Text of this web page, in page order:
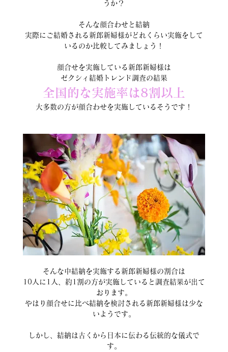
うか？
そんな顔合わせと結納
実際にご結婚される新郎新婦様がどれくらい実施をして
いるのか比較してみましょう！
顔合せを実施している新郎新婦様は
ゼクシィ結婚トレンド調査の結果
全国的な実施率は8割以上
大多数の方が顔合わせを実施しているそうです！
そんな中結納を実施する新郎新婦様の割合は
10人に1人、約1割の方が実施していると調査結果が出て
おります。
やはり顔合せに比べ結納を検討される新郎新婦様は少な
いようです。
しかし、結納は古くから日本に伝わる伝統的な儀式で
す。